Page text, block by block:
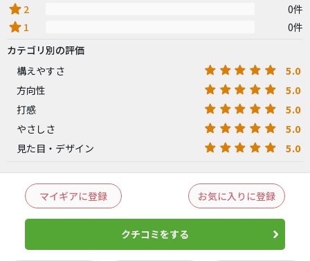
star 2 0件
star 1
0件
カテゴリ別の評価
構えやすさ
5.0
方向性 5.0
打感 5.0
やさしさ 5.0
見た目・デザイン 5.0
マイギアに登録 お気に入りに登録
クチコミをする